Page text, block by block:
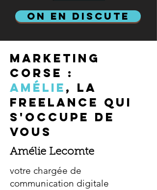
on en discute
Marketing
Corse :
amélie , la
freelance qui
s'occupe de
VOUS
Amélie Lecomte
votre chargée de
communication digitale